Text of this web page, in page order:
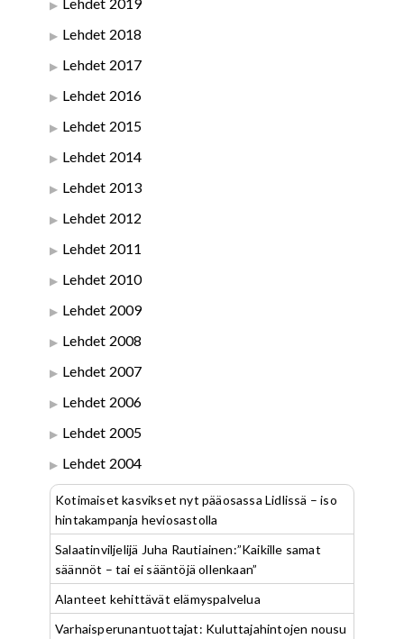
Lehdet 2018
Lehdet 2017
Lehdet 2016
Lehdet 2015
Lehdet 2014
Lehdet 2013
Lehdet 2012
Lehdet 2011
Lehdet 2010
Lehdet 2009
Lehdet 2008
Lehdet 2007
Lehdet 2006
Lehdet 2005
Lehdet 2004
Kotimaiset kasvikset nyt pääosassa Lidlissä – iso
hintakampanja heviosastolla
Salaatinviljelijä Juha Rautiainen:”Kaikille samat
säännöt – tai ei sääntöjä ollenkaan”
Alanteet kehittävät elämyspalvelua
Varhaisperunantuottajat: Kuluttajahintojen nousu